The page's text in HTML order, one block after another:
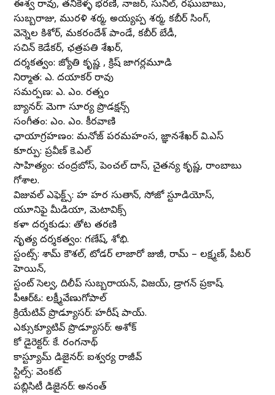
ఈశ్వరి రావు, తనికెళ్ళ భరణి, నాజర్, సునీల్, రఘుబాబు,
సుబ్బరాజు, మురళి శర్మ, అయ్యప్ప శర్మ, కబీర్ సింగ్,
వెన్నెల కిశోర్, మకరందేశ్ పాండే, కబీర్ బేడీ,
సచిన్ కెడేకర్, ఛత్రపతి శేఖర్,
దర్శకత్వం: జ్యోతి కృష్ణ , క్రిష్ జాగర్లమూడి
నిర్మాత: ఎ. దయాకర్ రావు
సమర్పణ: ఎ. ఎం. రత్నం
బ్యానర్: మెగా సూర్య ప్రొడక్షన్స్
సంగీతం: ఎం. ఎం. కీరవాణి
ఛాయాగ్రహణం: మనోజ్ పరమహంస, జ్ఞానశేఖర్ వి.ఎస్
కూర్పు: ప్రవీణ్ కె.ఎల్
సాహిత్యం: చంద్రబోస్, పెంచల్ దాస్, చైతన్య కృష్ణ, రాంబాబు
గోశాల.
విజువల్ ఎఫెక్ట్స్: హరి హర సుతాన్, సోజో స్టూడియోస్,
యూనిఫై మీడియా, మెటావిక్స్
కళా దర్శకుడు: తోట తరణి
నృత్య దర్శకత్వం: గణేష్, శోభి.
స్టంట్స్: శామ్ కౌశల్, టోడర్ లాజారో జుజీ, రామ్ – లక్ష్మణ్, పీటర్
హెయిన్,
స్టంట్ సెల్వ, దిలీప్ సుబ్బరాయన్, విజయ్, డ్రాగన్ ప్రకాష్.
పీఆర్ఓ: లక్ష్మీవేణుగోపాల్
క్రియేటివ్ ప్రొడ్యూసర్: హరీష్ పాయ్.
ఎక్సుక్యూటివ్ ప్రొడ్యూసర్: అశోక్
కో డైరెక్టర్: కే. రంగనాథ్
కాస్ట్యూమ్ డిజైనర్: ఐశ్వర్య రాజీవ్
స్టిల్స్: వెంకట్
పబ్లిసిటీ డిజైనర్: అనంత్